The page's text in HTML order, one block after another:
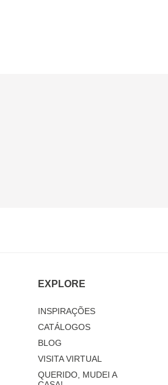
EXPLORE
INSPIRAÇÕES
CATÁLOGOS
BLOG
VISITA VIRTUAL
QUERIDO, MUDEI A